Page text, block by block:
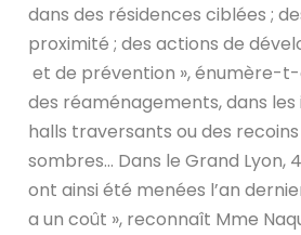
dans des résidences ciblées ;
proximité ; des actions de
et de prévention », énumère-t-
des réaménagements, dans les
halls traversants ou des
sombres… Dans le Grand Lyon,
ont ainsi été menées l’an
a un coût », reconnaît Mme